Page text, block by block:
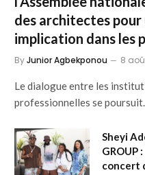
des architectes pour
implication dans les
ByJunior Agbekponou 8
Le dialogue entre les
professionnelles se
Sheyi
GROUP
concert